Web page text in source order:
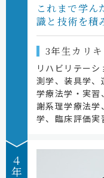
これまで学ん
識と技術を積
3年生カリ
リハビリテー
測学、装具学、
学療法学・実
謝系理学療法学
学、臨床評価実